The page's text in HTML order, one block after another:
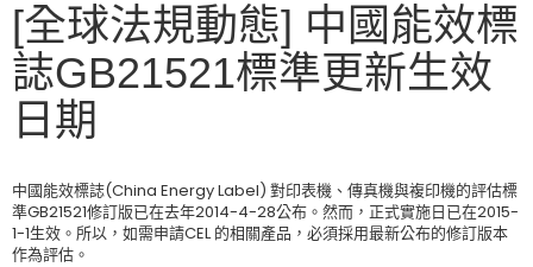
[全球法規動態] 中國能效標
誌GB21521標準更新生效
日期
中國能效標誌(China Energy Label) 對印表機、傳真機與複印機的評估標
準GB21521修訂版已在去年2014-4-28公布。然而，正式實施日已在2015-
1-1生效。所以，如需申請CEL 的相關產品，必須採用最新公布的修訂版本
作為評估。